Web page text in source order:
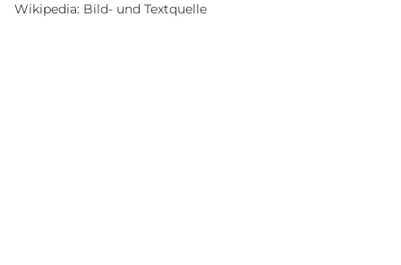
Wikipedia: Bild- und Textquelle